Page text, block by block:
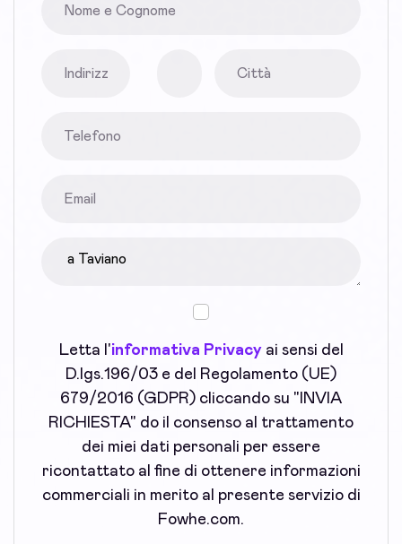
Letta l'informativa Privacyai sensi del
D.lgs.196/03 e del Regolamento (UE)
679/2016 (GDPR) cliccando su "INVIA
RICHIESTA" do il consenso al trattamento
dei miei dati personali per essere
ricontattato al fine di ottenere informazioni
commerciali in merito al presente servizio di
Fowhe.com.